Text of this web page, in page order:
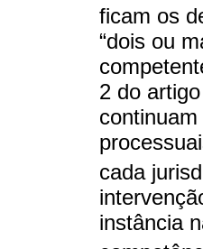
ficam os
“dois ou
2 do
cada
instância